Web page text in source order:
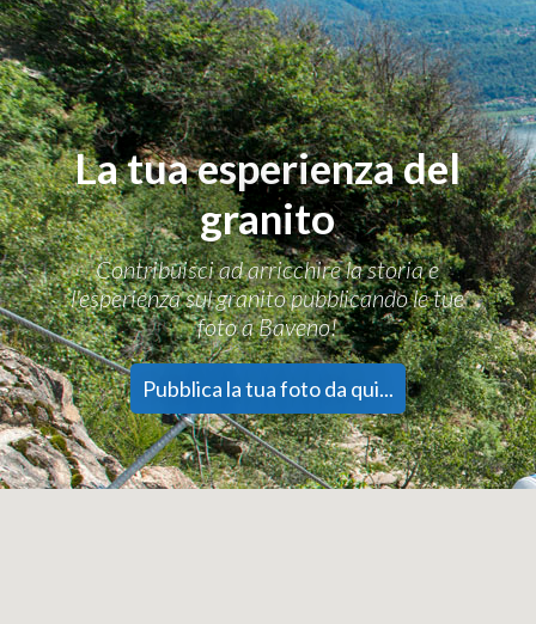
La tua esperienza del
granito
Contribuisci ad arricchire la storia e
l'esperienza sul granito pubblicando le tue
foto a Baveno!
Pubblica la tua foto da qui...